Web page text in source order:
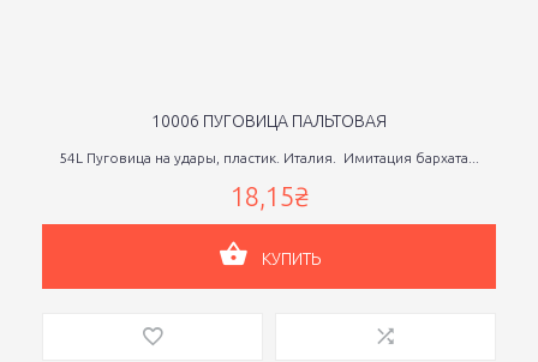
10006 ПУГОВИЦА ПАЛЬТОВАЯ
54L Пуговица на удары, пластик. Италия. Имитация бархата...
18,15₴
КУПИТЬ